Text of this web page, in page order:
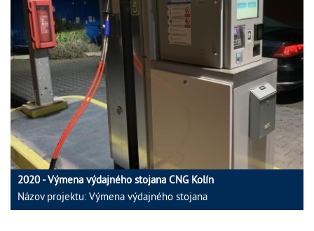
2020 - Výmena výdajného stojana CNG Kolín
Názov projektu: Výmena výdajného stojana